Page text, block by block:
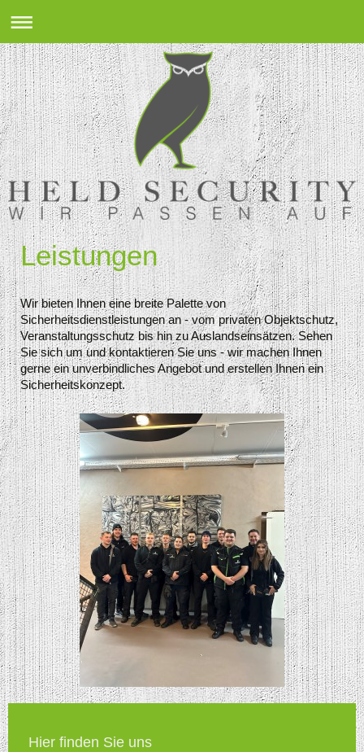
Leistungen
Wir bieten Ihnen eine breite Palette von
Sicherheitsdienstleistungen an - vom privaten Objektschutz,
Veranstaltungsschutz bis hin zu Auslandseinsätzen. Sehen
Sie sich um und kontaktieren Sie uns - wir machen Ihnen
gerne ein unverbindliches Angebot und erstellen Ihnen ein
Sicherheitskonzept.
Hier finden Sie uns